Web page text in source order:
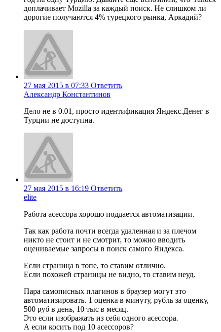
доплачивает Mozilla за каждый поиск. Не слишком ли
дорогие получаются 4% турецкого рынка, Аркадий?
27 мая 2015 в 07:33 Ответить
Александр Константинов
Дело не в 0.01, просто идентификация Яндекс.Денег в
Турции не доступна.
27 мая 2015 в 16:19 Ответить
elite
Работа асессора хорошо поддается автоматизации.
Так как работа почти всегда удаленная и за плечом
никто не стоит и не смотрит, то можно вводить
оцениваемые запросы в поиск самого Яндекса.
Если страница в топе, то ставим отлично.
Если похожей страницы не видно, то ставим неуд.
Пара самописных плагинов в браузер могут это
автоматизировать. 1 оценка в минуту, рубль за оценку,
500 руб в день, 10 тыс в месяц.
Это если изображать из себя одного асессора.
А если косить под 10 асессоров?